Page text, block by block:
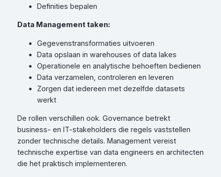
Definities bepalen
Data Management taken:
Gegevenstransformaties uitvoeren
Data opslaan in warehouses of data lakes
Operationele en analytische behoeften bedienen
Data verzamelen, controleren en leveren
Zorgen dat iedereen met dezelfde datasets
werkt
De rollen verschillen ook. Governance betrekt
business- en IT-stakeholders die regels vaststellen
zonder technische details. Management vereist
technische expertise van data engineers en architecten
die het praktisch implementeren.